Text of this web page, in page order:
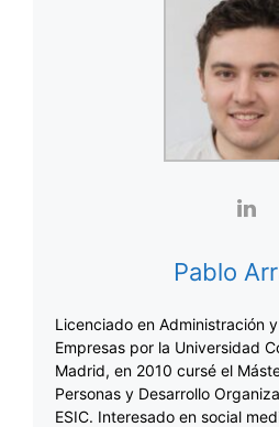
Pablo
Licenciado en Administración
Empresas por la Universidad
Madrid, en 2010 cursé el
Personas y Desarrollo
ESIC. Interesado en social